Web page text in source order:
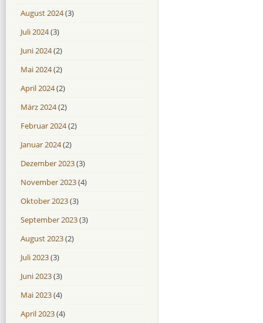
August 2024(3)
Juli 2024(3)
Juni 2024(2)
Mai 2024(2)
April 2024(2)
März 2024(2)
Februar 2024(2)
Januar 2024(2)
Dezember 2023(3)
November 2023(4)
Oktober 2023(3)
September 2023(3)
August 2023(2)
Juli 2023(3)
Juni 2023(3)
Mai 2023(4)
April 2023(4)